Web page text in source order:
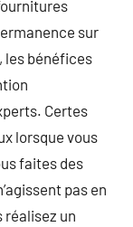
sur
les bénéfices
Certes
lorsque vous
faites des
pas en
réalisez un